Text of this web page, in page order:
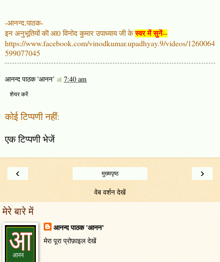
-आनन्द.पाठक-
इन अनुभूतियों कॊ आ0 विनोद कुमार उपाध्याय जी के स्वर में सुनें--
https://www.facebook.com/vinodkumar.upadhyay.9/videos/1260064
599077045
आनन्द पाठक 'आनन’ at 7:40 am
शेयर करें
कोई टिप्पणी नहीं:
एक टिप्पणी भेजें
‹ ›
मुख्यपृष्ठ
वेब वर्शन देखें
मेरे बारे में
आनन्द पाठक 'आनन’
मेरा पूरा प्रोफ़ाइल देखें